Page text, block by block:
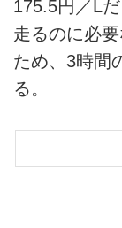
175.5円／L
走るのに必
ため、3時間
る。